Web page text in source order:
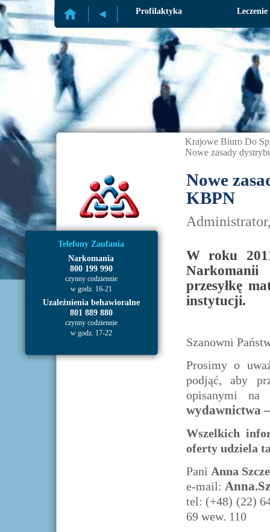
Profilaktyka Leczenie
Telefony Zaufania
Narkomania
800 199 990
czynny codziennie
w godz. 16-21
Uzależnienia behawioralne
801 889 880
czynny codziennie
w godz. 17-22
Krajowe Biuro Do
Nowe zasady
Nowe
KBPN
W roku
przesyłkę
instytucji.
Szanowni
Prosimy o
podjąć, aby
opisanymi
wydawnictwa
Wszelkich
oferty udziela
Pani Anna
e-mail:
tel: (+48) (22)
69 wew. 110